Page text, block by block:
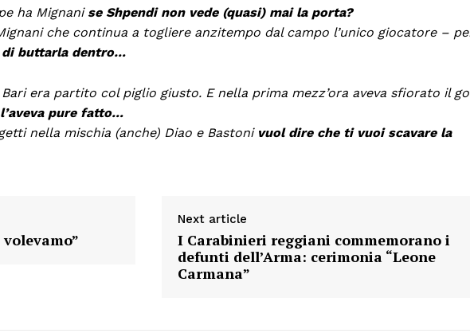
ha Mignani se Shpendi non vede (quasi) mai la porta?
che continua a togliere anzitempo dal campo l’unico giocatore –
di buttarla dentro…
era partito col piglio giusto. E nella prima mezz’ora aveva sfiorato il
pure fatto…
nella mischia (anche) Diao e Bastoni vuol dire che ti vuoi scavare la
Next article
I Carabinieri reggiani commemorano i
defunti dell’Arma: cerimonia “Leone
Carmana”